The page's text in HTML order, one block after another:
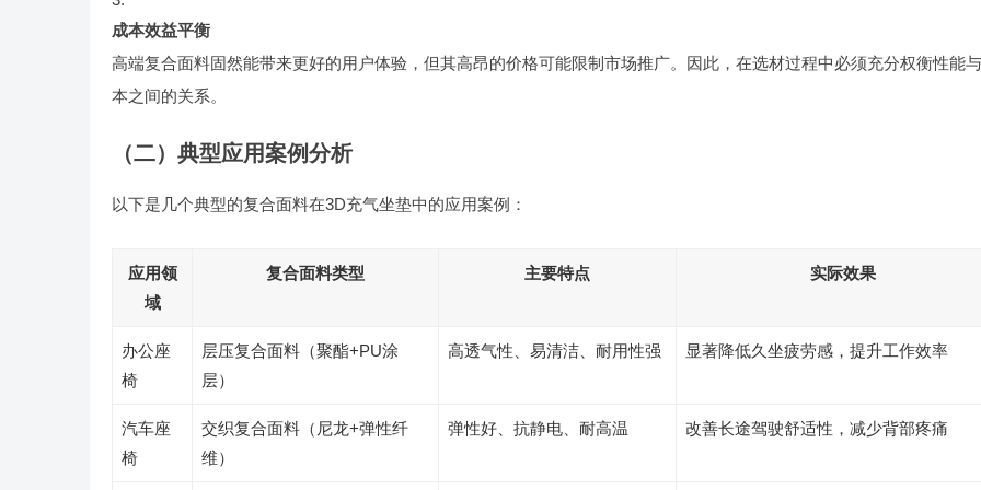
成本效益平衡
高端复合面料固然能带来更好的用户体验，但其高昂的价格可能限制市场推广。因此，在选材过程中必须充分权衡性能
本之间的关系。
（二）典型应用案例分析
以下是几个典型的复合面料在3D充气坐垫中的应用案例：
应用领
域
复合面料类型 主要特点 实际效果
办公座
椅
层压复合面料（聚酯+PU涂
层）
高透气性、易清洁、耐用性强 显著降低久坐疲劳感，提升工作效率
汽车座
椅
交织复合面料（尼龙+弹性纤
维）
弹性好、抗静电、耐高温 改善长途驾驶舒适性，减少背部疼痛